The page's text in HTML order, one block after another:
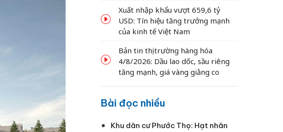
Xuất nhập khẩu vượt 659,6 tỷ
USD: Tín hiệu tăng trưởng mạnh
của kinh tế Việt Nam
Bản tin thị trường hàng hóa
4/8/2026: Dầu lao dốc, sầu riêng
tăng mạnh, giá vàng giằng co
Bài đọc nhiều
Khu dân cư Phước Thọ: Hạt nhân